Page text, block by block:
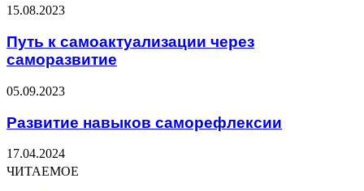
15.08.2023
Путь к самоактуализации через
саморазвитие
05.09.2023
Развитие навыков саморефлексии
17.04.2024
ЧИТАЕМОЕ